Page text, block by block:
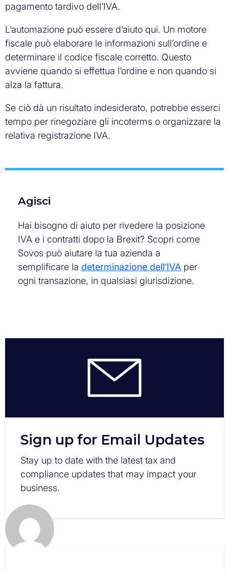
pagamento tardivo dell’IVA.
L’automazione può essere d’aiuto qui. Un motore
fiscale può elaborare le informazioni sull’ordine e
determinare il codice fiscale corretto. Questo
avviene quando si effettua l’ordine e non quando si
alza la fattura.
Se ciò dà un risultato indesiderato, potrebbe esserci
tempo per rinegoziare gli incoterms o organizzare la
relativa registrazione IVA.
Agisci
Hai bisogno di aiuto per rivedere la posizione
IVA e i contratti dopo la Brexit? Scopri come
Sovos può aiutare la tua azienda a
semplificare la determinazione dell’IVA per
ogni transazione, in qualsiasi giurisdizione.
Sign up for Email Updates
Stay up to date with the latest tax and
compliance updates that may impact your
business.